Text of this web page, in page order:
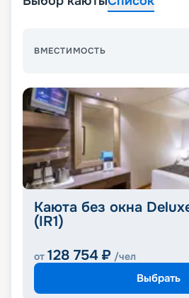
ВМЕСТИМОСТЬ
Каюта без окна
(IR1)
от 128 754 ₽ /чел
Выбрать